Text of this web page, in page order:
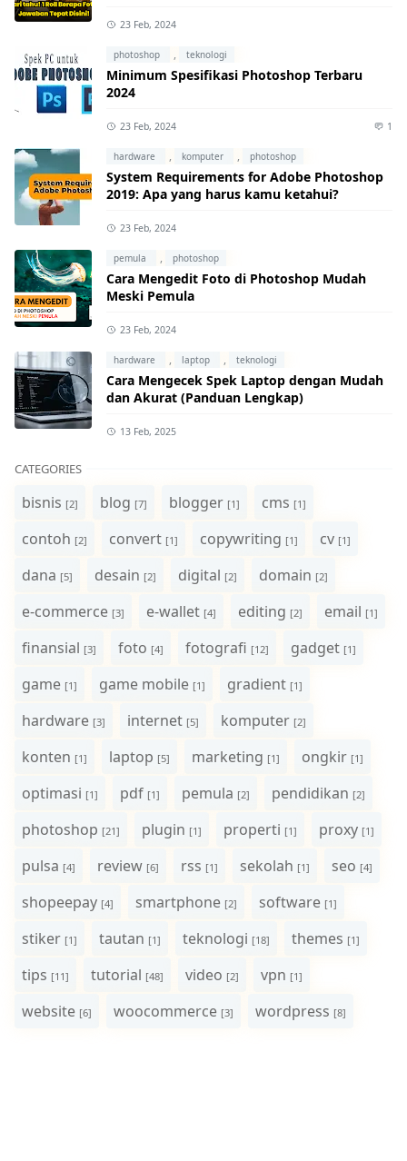
23 Feb, 2024
photoshop , teknologi
Minimum Spesifikasi Photoshop Terbaru
2024
23 Feb, 2024 1
hardware , komputer , photoshop
System Requirements for Adobe Photoshop
2019: Apa yang harus kamu ketahui?
23 Feb, 2024
pemula , photoshop
Cara Mengedit Foto di Photoshop Mudah
Meski Pemula
23 Feb, 2024
hardware , laptop , teknologi
Cara Mengecek Spek Laptop dengan Mudah
dan Akurat (Panduan Lengkap)
13 Feb, 2025
CATEGORIES
bisnis [2] blog [7] blogger [1] cms [1]
contoh [2] convert [1] copywriting [1] cv [1]
dana [5] desain [2] digital [2] domain [2]
e-commerce [3] e-wallet [4] editing [2] email [1]
finansial [3] foto [4] fotografi [12] gadget [1]
game [1] game mobile [1] gradient [1]
hardware [3] internet [5] komputer [2]
konten [1] laptop [5] marketing [1] ongkir [1]
optimasi [1] pdf [1] pemula [2] pendidikan [2]
photoshop [21] plugin [1] properti [1] proxy [1]
pulsa [4] review [6] rss [1] sekolah [1] seo [4]
shopeepay [4] smartphone [2] software [1]
stiker [1] tautan [1] teknologi [18] themes [1]
tips [11] tutorial [48] video [2] vpn [1]
website [6] woocommerce [3] wordpress [8]